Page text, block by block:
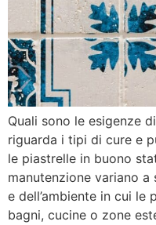
Quali sono le esigenze
riguarda i tipi di cure e
le piastrelle in buono
manutenzione variano
e dell’ambiente in cui le
bagni, cucine o zone